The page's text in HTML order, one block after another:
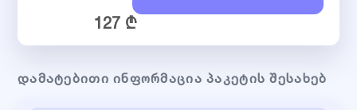
127 ₾
ᲓᲐᲛᲐᲢᲔᲑᲘᲗᲘ ᲘᲜᲤᲝᲠᲛᲐᲪᲘᲐ ᲞᲐᲙᲔᲢᲘᲡ ᲨᲔᲡᲐᲮᲔᲑ